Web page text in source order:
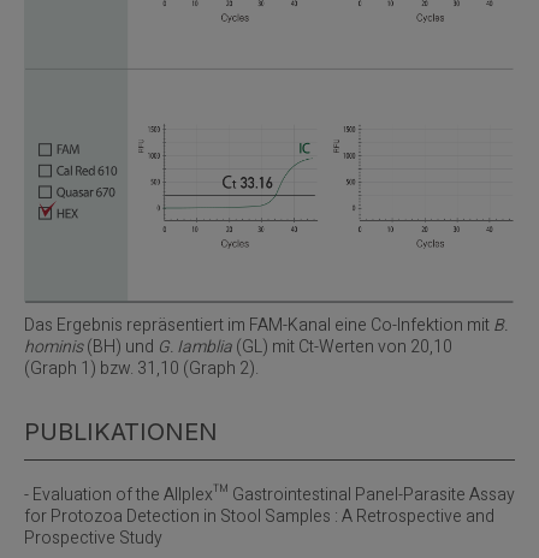
Das Ergebnis repräsentiert im FAM-Kanal eine Co-Infektion mitB.
hominis(BH) und G. Iamblia(GL) mit Ct-Werten von 20,10
(Graph 1) bzw. 31,10 (Graph 2).
PUBLIKATIONEN
- Evaluation of the Allplex™ Gastrointestinal Panel-Parasite Assay
for Protozoa Detection in Stool Samples : A Retrospective and
Prospective Study